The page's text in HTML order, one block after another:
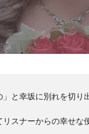
と幸坂に別れを切り
スナーからの幸せな